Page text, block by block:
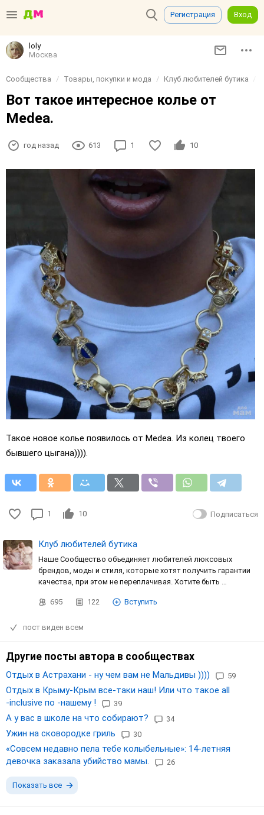
Регистрация Вход
loly
Москва
Сообщества Товары, покупки и мода Клуб любителей бутика
Вот такое интересное колье от
Medea.
год назад 613 1 10
Такое новое колье появилось от Medea. Из колец твоего
бывшего цыгана)))).
1 10 Подписаться
Клуб любителей бутика
Наше Сообщество объединяет любителей люксовых
брендов, моды и стиля, которые хотят получить гарантии
качества, при этом не переплачивая. Хотите быть …
695 122 Вступить
пост виден всем
Другие посты автора в сообществах
Отдых в Астрахани - ну чем вам не Мальдивы )))) 59
Отдых в Крыму-Крым все-таки наш! Или что такое all
-inclusive по -нашему !
39
А у вас в школе на что собирают? 34
Ужин на сковородке гриль 30
«Совсем недавно пела тебе колыбельные»: 14-летняя
девочка заказала убийство мамы.
26
Показать все